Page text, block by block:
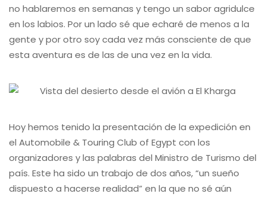
no hablaremos en semanas y tengo un sabor agridulce
en los labios. Por un lado sé que echaré de menos a la
gente y por otro soy cada vez más consciente de que
esta aventura es de las de una vez en la vida.
Hoy hemos tenido la presentación de la expedición en
el Automobile & Touring Club of Egypt con los
organizadores y las palabras del Ministro de Turismo del
país. Este ha sido un trabajo de dos años, “un sueño
dispuesto a hacerse realidad” en la que no sé aún